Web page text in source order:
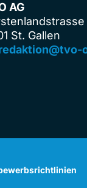
AG
St. Gallen